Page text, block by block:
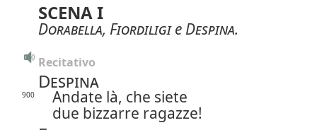
SCENA I
Dorabella, Fiordiligie Despina.
Recitativo
Despina
900
Andate là, che siete
due bizzarre ragazze!